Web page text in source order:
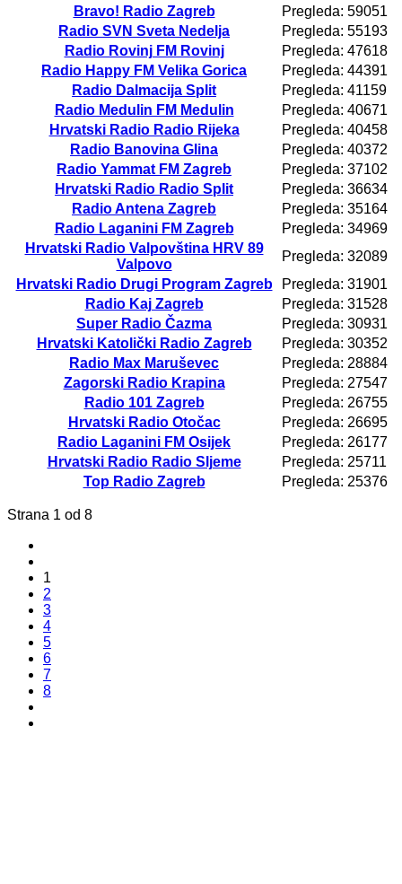
Bravo! Radio Zagreb
Pregleda: 59051
Radio SVN Sveta Nedelja
Pregleda: 55193
Radio Rovinj FM Rovinj
Pregleda: 47618
Radio Happy FM Velika Gorica
Pregleda: 44391
Radio Dalmacija Split
Pregleda: 41159
Radio Medulin FM Medulin
Pregleda: 40671
Hrvatski Radio Radio Rijeka
Pregleda: 40458
Radio Banovina Glina
Pregleda: 40372
Radio Yammat FM Zagreb
Pregleda: 37102
Hrvatski Radio Radio Split
Pregleda: 36634
Radio Antena Zagreb
Pregleda: 35164
Radio Laganini FM Zagreb
Pregleda: 34969
Hrvatski Radio Valpovština HRV 89
Valpovo
Pregleda: 32089
Hrvatski Radio Drugi Program Zagreb
Pregleda: 31901
Radio Kaj Zagreb
Pregleda: 31528
Super Radio Čazma
Pregleda: 30931
Hrvatski Katolički Radio Zagreb
Pregleda: 30352
Radio Max Maruševec
Pregleda: 28884
Zagorski Radio Krapina
Pregleda: 27547
Radio 101 Zagreb
Pregleda: 26755
Hrvatski Radio Otočac
Pregleda: 26695
Radio Laganini FM Osijek
Pregleda: 26177
Hrvatski Radio Radio Sljeme
Pregleda: 25711
Top Radio Zagreb
Pregleda: 25376
Strana 1 od 8
1
2
3
4
5
6
7
8